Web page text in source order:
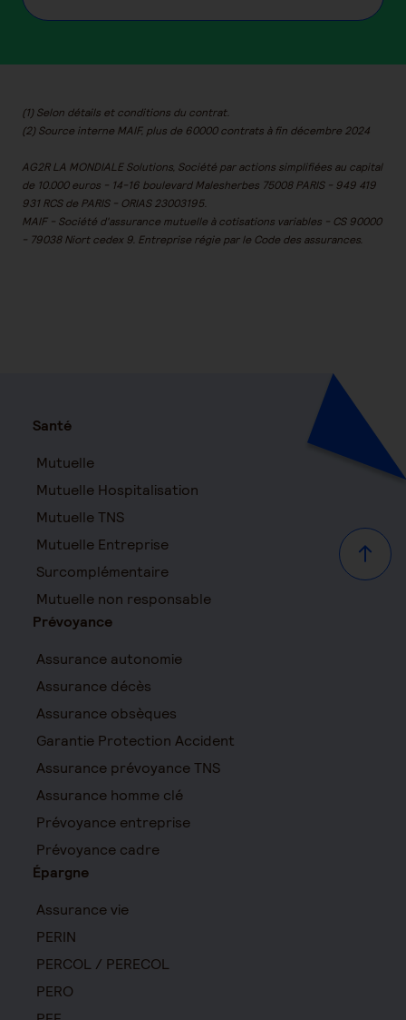
(1) Selon détails et conditions du contrat.
(2) Source interne MAIF, plus de 60000 contrats à fin décembre 2024
AG2R LA MONDIALE Solutions, Société par actions simplifiées au capital
de 10.000 euros - 14-16 boulevard Malesherbes 75008 PARIS - 949 419
931 RCS de PARIS - ORIAS 23003195.
MAIF - Société d'assurance mutuelle à cotisations variables - CS 90000
- 79038 Niort cedex 9. Entreprise régie par le Code des assurances.
Haut
Santé
Mutuelle
Mutuelle Hospitalisation
Mutuelle TNS
Mutuelle Entreprise
Surcomplémentaire
Mutuelle non responsable
Prévoyance
Assurance autonomie
Assurance décès
Assurance obsèques
Garantie Protection Accident
Assurance prévoyance TNS
Assurance homme clé
Prévoyance entreprise
Prévoyance cadre
Épargne
Assurance vie
PERIN
PERCOL / PERECOL
PERO